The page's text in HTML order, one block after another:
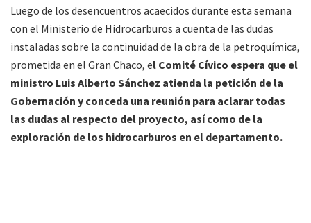
Luego de los desencuentros acaecidos durante esta semana
con el Ministerio de Hidrocarburos a cuenta de las dudas
instaladas sobre la continuidad de la obra de la petroquímica,
prometida en el Gran Chaco, el Comité Cívico espera que el
ministro Luis Alberto Sánchez atienda la petición de la
Gobernación y conceda una reunión para aclarar todas
las dudas al respecto del proyecto, así como de la
exploración de los hidrocarburos en el departamento.